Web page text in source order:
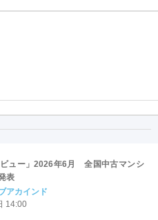
ビュー」2026年6月 全国中古マンシ
表
アカインド
14:00